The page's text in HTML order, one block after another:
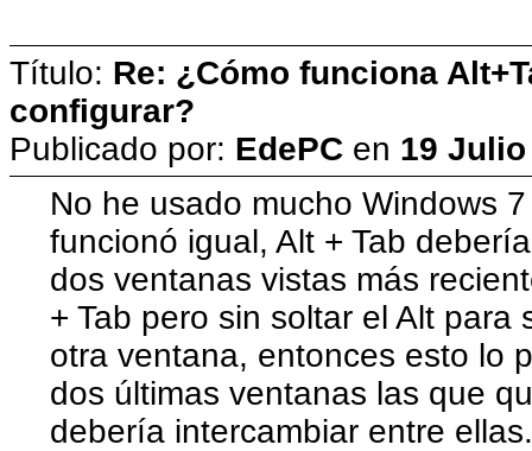
Título: Re: ¿Cómo funciona
configurar?
Publicado por: EdePC en 19 Julio
No he usado mucho Windows
funcionó igual, Alt + Tab
dos ventanas vistas más
+ Tab pero sin soltar el Alt para
otra ventana, entonces esto lo
dos últimas ventanas las que
debería intercambiar entre